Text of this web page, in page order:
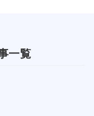
一覧